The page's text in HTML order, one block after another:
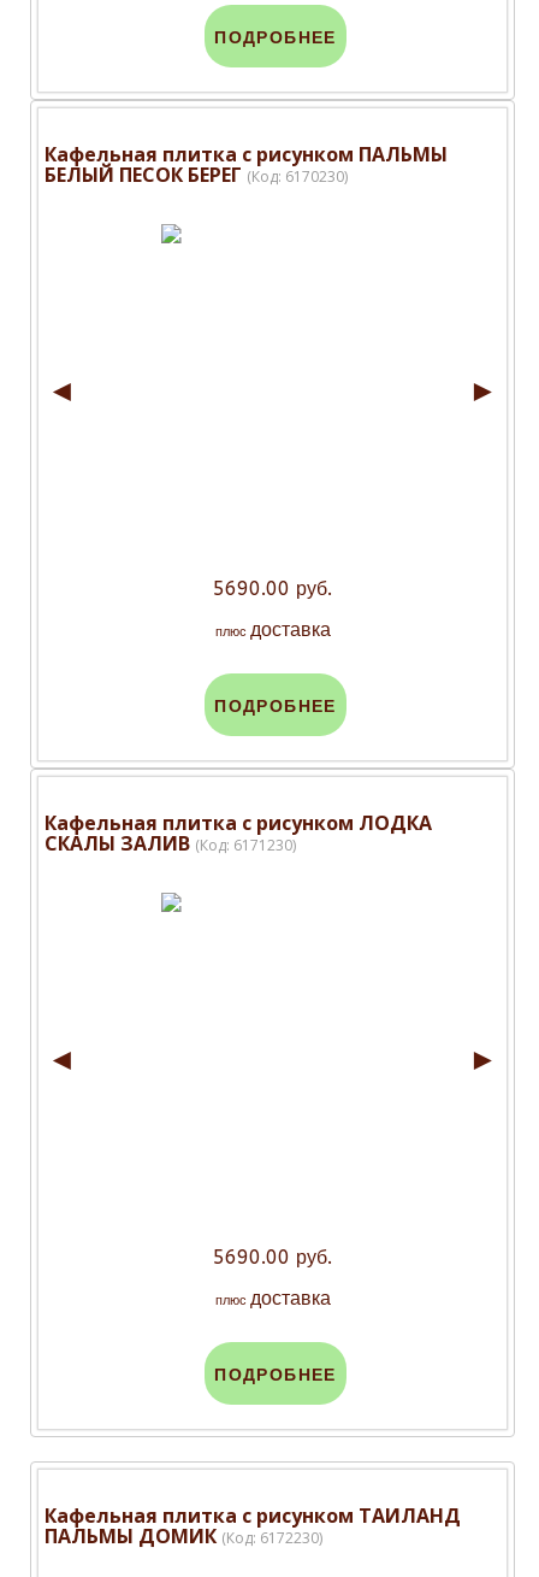
ПОДРОБНЕЕ
Кафельная плитка с рисунком ПАЛЬМЫ
БЕЛЫЙ ПЕСОК БЕРЕГ (Код: 6170230)
◄ ►
5690.00 руб.
плюс доставка
ПОДРОБНЕЕ
Кафельная плитка с рисунком ЛОДКА
СКАЛЫ ЗАЛИВ (Код: 6171230)
◄ ►
5690.00 руб.
плюс доставка
ПОДРОБНЕЕ
Кафельная плитка с рисунком ТАИЛАНД
ПАЛЬМЫ ДОМИК (Код: 6172230)